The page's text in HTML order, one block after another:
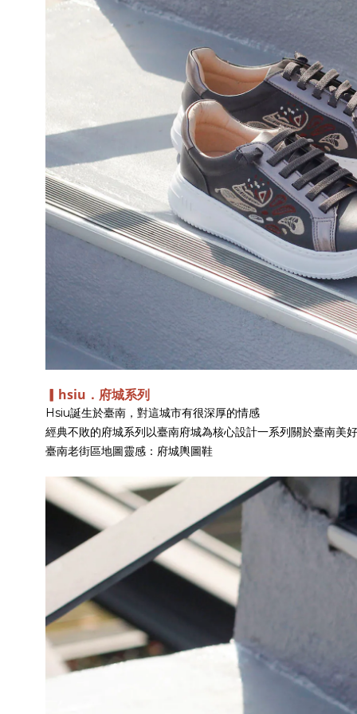
▎hsiu．府城系列
Hsiu誕生於臺南，對這城市有很深厚的情感
經典不敗的府城系列以臺南府城為核心設計一系列關於臺南美
臺南老街區地圖靈感：府城輿圖鞋